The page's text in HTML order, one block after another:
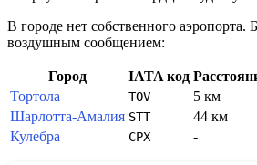
В городе нет собственного аэропорта.
воздушным сообщением:
Город IATA код
Тортола
TOV 5 км
Шарлотта-Амалия STT 44 км
Кулебра
CPX -